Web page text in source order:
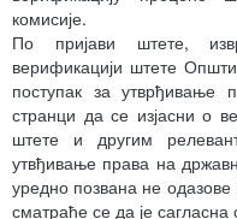
комисије.
По пријави штете,
верификацији штете
поступак за
странци да се изјасни о
штете и другим
утвђивање права на
уредно позвана не одазове
сматраће се да је